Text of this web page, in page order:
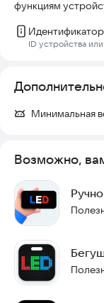
функциям
ID устройства
Минимальная
Возможно,